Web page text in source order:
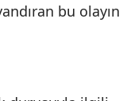
bu olayın